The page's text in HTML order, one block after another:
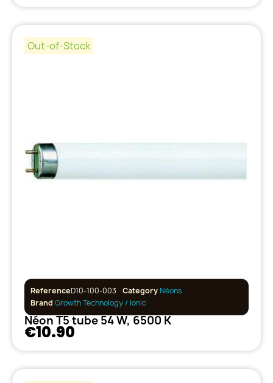
Out-of-Stock
ReferenceD10-100-003 CategoryNéons
Brand Growth Technology / Ionic
Néon T5 tube 54 W, 6500 K
€10.90